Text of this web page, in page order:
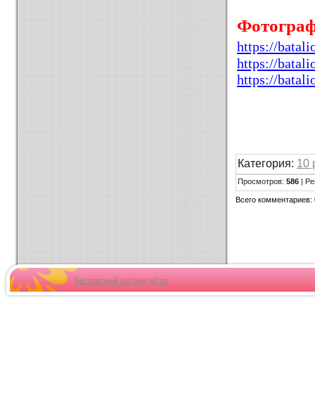
https://
https://
https://
Категория: 10
Просмотров: 586 |
Всего комментариев:
Бесплатный хостинг uCoz